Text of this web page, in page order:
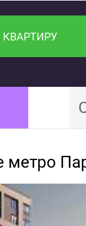
метро